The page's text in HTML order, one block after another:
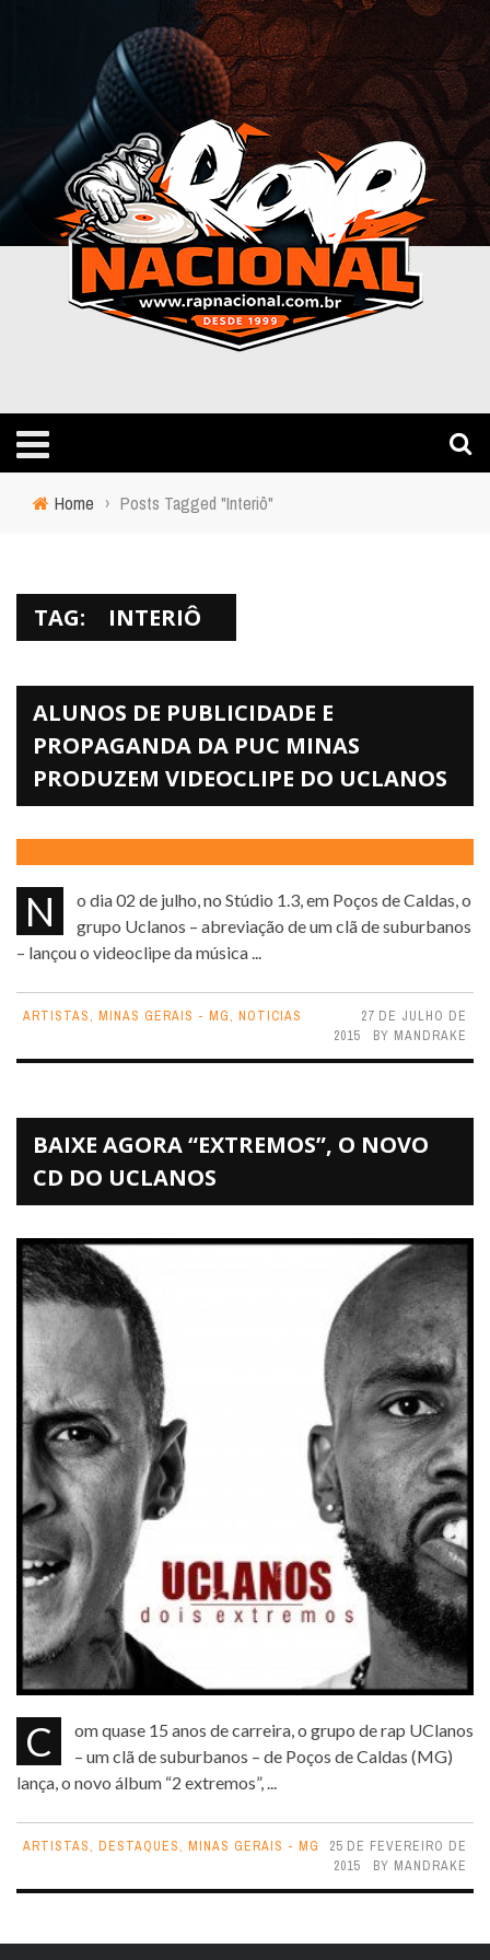
Home › Posts Tagged "Interiô"
TAG: INTERIÔ
ALUNOS DE PUBLICIDADE E
PROPAGANDA DA PUC MINAS
PRODUZEM VIDEOCLIPE DO UCLANOS
No dia 02 de julho, no Stúdio 1.3, em Poços de Caldas, o
grupo Uclanos – abreviação de um clã de suburbanos
– lançou o videoclipe da música ...
ARTISTAS, MINAS GERAIS - MG, NOTICIAS
27 DE JULHO DE
2015
BY MANDRAKE
BAIXE AGORA “EXTREMOS”, O NOVO
CD DO UCLANOS
Com quase 15 anos de carreira, o grupo de rap UClanos
– um clã de suburbanos – de Poços de Caldas (MG)
lança, o novo álbum “2 extremos”, ...
ARTISTAS, DESTAQUES, MINAS GERAIS - MG
25 DE FEVEREIRO DE
2015
BY MANDRAKE